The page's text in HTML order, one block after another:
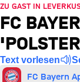
ZU GAST IN
FC
Text vorlesen
FC Bayern